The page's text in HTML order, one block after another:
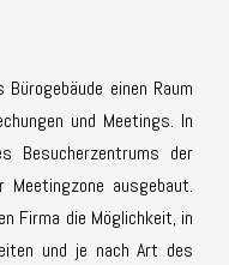
einen Raum
und Meetings. In
Besucherzentrums der
ausgebaut.
Firma die Möglichkeit, in
und je nach Art des